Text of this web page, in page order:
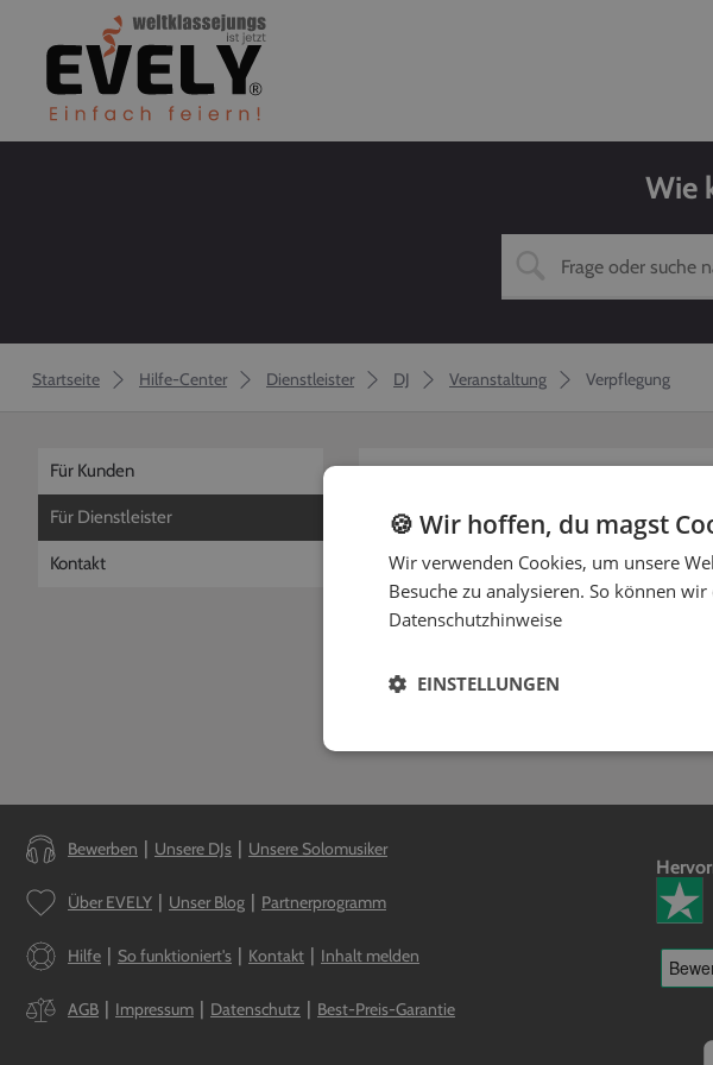
Wie
Startseite Hilfe-Center Dienstleister DJ Veranstaltung Verpflegung
Für Kunden
Für Dienstleister
Kontakt
Habe ich Anspruch auf
Es reicht aus, wenn der Kunde Dir
ebenfalls angeboten. Wir empfehlen, dies in
Bewerben Unsere DJs Unsere Solomusiker
Über EVELY Unser Blog Partnerprogramm
Hilfe So funktioniert's Kontakt Inhalt melden
AGB Impressum Datenschutz Best-Preis-Garantie
🍪 Wir hoffen, du magst
Wir verwenden Cookies, um unsere
Besuche zu analysieren. So können
Datenschutzhinweise
EINSTELLUNGEN